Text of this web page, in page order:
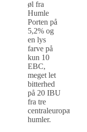
øl fra
Humle
Porten på
5,2% og
en lys
farve på
kun 10
EBC,
meget let
bitterhed
på 20 IBU
fra tre
centraleuropæiske
humler.